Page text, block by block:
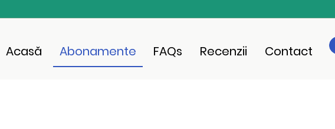
Acasă Abonamente FAQs Recenzii Contact